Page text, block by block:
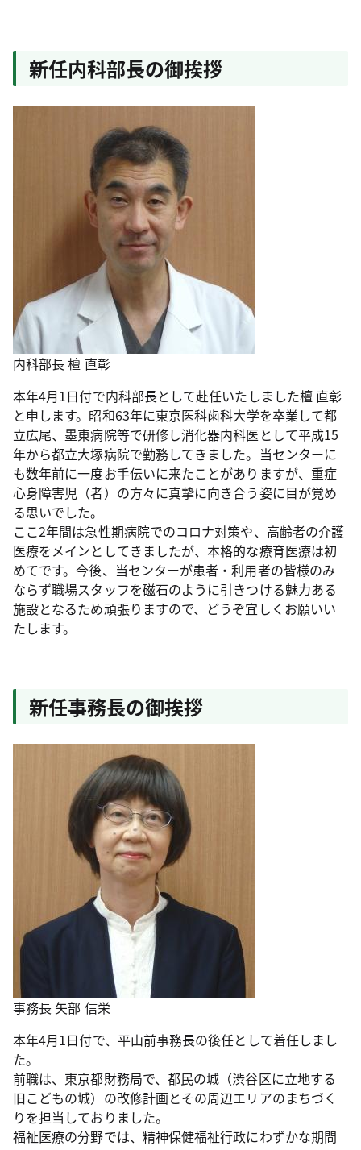
新任内科部長の御挨拶
内科部長 檀 直彰
本年4月1日付で内科部長として赴任いたしました檀 直彰
と申します。昭和63年に東京医科歯科大学を卒業して都
立広尾、墨東病院等で研修し消化器内科医として平成15
年から都立大塚病院で勤務してきました。当センターに
も数年前に一度お手伝いに来たことがありますが、重症
心身障害児（者）の方々に真摯に向き合う姿に目が覚め
る思いでした。
ここ2年間は急性期病院でのコロナ対策や、高齢者の介護
医療をメインとしてきましたが、本格的な療育医療は初
めてです。今後、当センターが患者・利用者の皆様のみ
ならず職場スタッフを磁石のように引きつける魅力ある
施設となるため頑張りますので、どうぞ宜しくお願いい
たします。
新任事務長の御挨拶
事務長 矢部 信栄
本年4月1日付で、平山前事務長の後任として着任しまし
た。
前職は、東京都財務局で、都民の城（渋谷区に立地する
旧こどもの城）の改修計画とその周辺エリアのまちづく
りを担当しておりました。
福祉医療の分野では、精神保健福祉行政にわずかな期間